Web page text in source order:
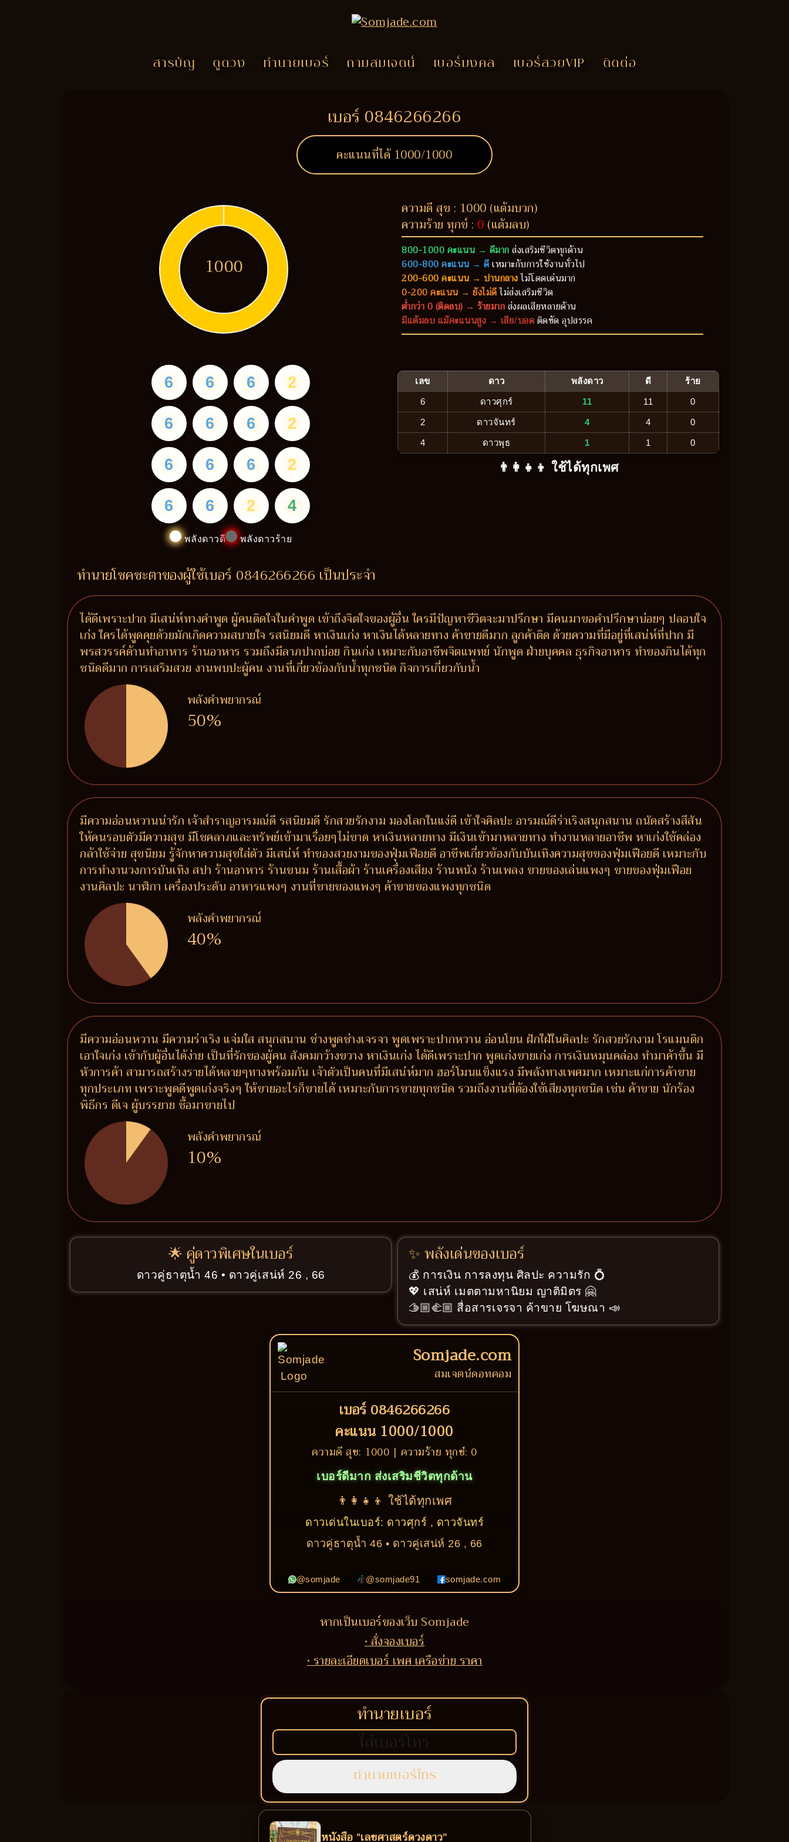
สารบัญ ดูดวง ทำนายเบอร์ ถามสมเจตน์ เบอร์มงคล เบอร์สวยVIP ติดต่อ
เบอร์ 0846266266
คะแนนที่ได้ 1000/1000
1000
ความดี สุข : 1000 (แต้มบวก)
ความร้าย ทุกข์ : 0 (แต้มลบ)
800-1000 คะแนน → ดีมากส่งเสริมชีวิตทุกด้าน
600-800 คะแนน → ดีเหมาะกับการใช้งานทั่วไป
200-600 คะแนน → ปานกลางไม่โดดเด่นมาก
0-200 คะแนน → ยังไม่ดีไม่ส่งเสริมชีวิต
ต่ำกว่า 0 (ติดลบ) → ร้ายมากส่งผลเสียหลายด้าน
มีแต้มลบ แม้คะแนนสูง → เสีย/บอดติดขัด อุปสรรค
6 6 6 2
6 6 6 2
6 6 6 2
6 6 2 4
พลังดาวดี พลังดาวร้าย
เลข ดาว พลังดาว ดี ร้าย
6 ดาวศุกร์ 11 11 0
2 ดาวจันทร์ 4 4 0
4 ดาวพุธ 1 1 0
👨‍👩‍👧‍👦 ใช้ได้ทุกเพศ
ทำนายโชคชะตาของผู้ใช้เบอร์ 0846266266 เป็นประจำ
ได้ดีเพราะปาก มีเสน่ห์ทางคำพูด ผู้คนติดใจในคำพูด เข้าถึงจิตใจของผู้อื่น ใครมีปัญหาชีวิตจะมาปรึกษา มีคนมาขอคำปรึกษาบ่อยๆ ปลอบใจ
เก่ง ใครได้พูดคุยด้วยมักเกิดความสบายใจ รสนิยมดี หาเงินเก่ง หาเงินได้หลายทาง ค้าขายดีมาก ลูกค้าติด ด้วยความที่มีอยู่ที่เสน่ห์ที่ปาก มี
พรสวรรค์ด้านทำอาหาร ร้านอาหาร รวมถึงมีลาภปากบ่อย กินเก่ง เหมาะกับอาชีพจิตแพทย์ นักพูด ฝ่ายบุคคล ธุรกิจอาหาร ทำของกินได้ทุก
ชนิดดีมาก การเสริมสวย งานพบปะผู้คน งานที่เกี่ยวข้องกับน้ำทุกชนิด กิจการเกี่ยวกับน้ำ
พลังคำพยากรณ์
50%
มีความอ่อนหวานน่ารัก เจ้าสำราญอารมณ์ดี รสนิยมดี รักสวยรักงาม มองโลกในแง่ดี เข้าใจศิลปะ อารมณ์ดีร่าเริงสนุกสนาน ถนัดสร้างสีสัน
ให้คนรอบตัวมีความสุข มีโชคลาภและทรัพย์เข้ามาเรื่อยๆไม่ขาด หาเงินหลายทาง มีเงินเข้ามาหลายทาง ทำงานหลายอาชีพ หาเก่งใช้คล่อง
กล้าใช้จ่าย สุขนิยม รู้จักหาความสุขใส่ตัว มีเสน่ห์ ทำของสวยงามของฟุ่มเฟือยดี อาชีพเกี่ยวข้องกับบันเทิงความสุขของฟุ่มเฟือยดี เหมาะกับ
การทำงานวงการบันเทิง สปา ร้านอาหาร ร้านขนม ร้านเสื้อผ้า ร้านเครื่องเสียง ร้านหนัง ร้านเพลง ขายของเล่นแพงๆ ขายของฟุ่มเฟือย
งานศิลปะ นาฬิกา เครื่องประดับ อาหารแพงๆ งานที่ขายของแพงๆ ค้าขายของแพงทุกชนิด
พลังคำพยากรณ์
40%
มีความอ่อนหวาน มีความร่าเริง แจ่มใส สนุกสนาน ช่างพูดช่างเจรจา พูดเพราะปากหวาน อ่อนโยน ฝักใฝ่ในศิลปะ รักสวยรักงาม โรแมนติก
เอาใจเก่ง เข้ากับผู้อื่นได้ง่าย เป็นที่รักของผู้คน สังคมกว้างขวาง หาเงินเก่ง ได้ดีเพราะปาก พูดเก่งขายเก่ง การเงินหมุนคล่อง ทำมาค้าขึ้น มี
หัวการค้า สามารถสร้างรายได้หลายๆทางพร้อมกัน เจ้าตัวเป็นคนที่มีเสน่ห์มาก ฮอร์โมนแข็งแรง มีพลังทางเพศมาก เหมาะแก่การค้าขาย
ทุกประเภท เพราะพูดดีพูดเก่งจริงๆ ให้ขายอะไรก็ขายได้ เหมาะกับการขายทุกชนิด รวมถึงงานที่ต้องใช้เสียงทุกชนิด เช่น ค้าขาย นักร้อง
พิธีกร ดีเจ ผู้บรรยาย ซื้อมาขายไป
พลังคำพยากรณ์
10%
🌟 คู่ดาวพิเศษในเบอร์
ดาวคู่ธาตุน้ำ 46 • ดาวคู่เสน่ห์ 26 , 66
✨ พลังเด่นของเบอร์
💰 การเงิน การลงทุน ศิลปะ ความรัก 💍
💖 เสน่ห์ เมตตามหานิยม ญาติมิตร 🤗
🫱🏼‍🫲🏼 สื่อสารเจรจา ค้าขาย โฆษณา 📣
Somjade.com
สมเจตน์ดอทคอม
เบอร์ 0846266266
คะแนน 1000/1000
ความดี สุข: 1000 | ความร้าย ทุกข์: 0
เบอร์ดีมาก ส่งเสริมชีวิตทุกด้าน
👨‍👩‍👧‍👦 ใช้ได้ทุกเพศ
ดาวเด่นในเบอร์: ดาวศุกร์ , ดาวจันทร์
ดาวคู่ธาตุน้ำ 46 • ดาวคู่เสน่ห์ 26 , 66
@somjade @somjade91 somjade.com
หากเป็นเบอร์ของเว็บ Somjade
• สั่งจองเบอร์
• รายละเอียดเบอร์ เพศ เครือข่าย ราคา
ทำนายเบอร์
หนังสือ “เลขศาสตร์ดวงดาว”